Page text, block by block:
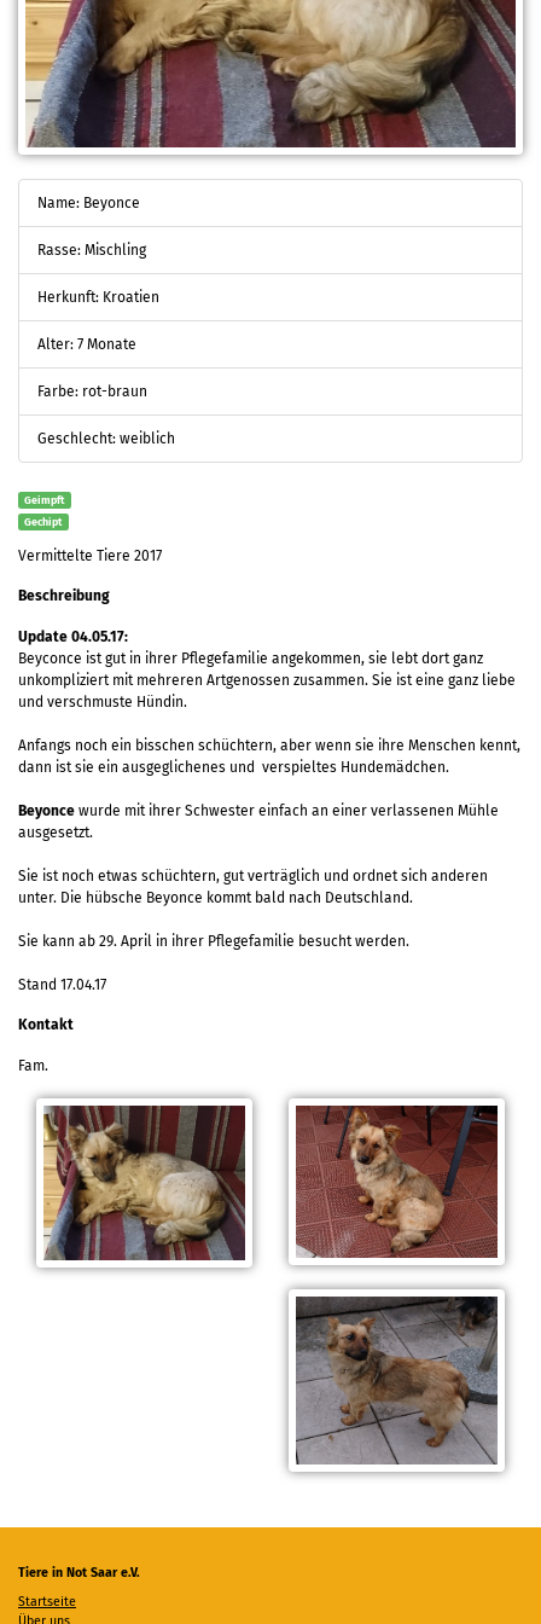
Name: Beyonce
Rasse: Mischling
Herkunft: Kroatien
Alter: 7 Monate
Farbe: rot-braun
Geschlecht: weiblich
Geimpft
Gechipt
Vermittelte Tiere 2017
Beschreibung
Update 04.05.17:
Beyconce ist gut in ihrer Pflegefamilie angekommen, sie lebt dort ganz
unkompliziert mit mehreren Artgenossen zusammen. Sie ist eine ganz liebe
und verschmuste Hündin.
Anfangs noch ein bisschen schüchtern, aber wenn sie ihre Menschen kennt,
dann ist sie ein ausgeglichenes und verspieltes Hundemädchen.
Beyonce wurde mit ihrer Schwester einfach an einer verlassenen Mühle
ausgesetzt.
Sie ist noch etwas schüchtern, gut verträglich und ordnet sich anderen
unter. Die hübsche Beyonce kommt bald nach Deutschland.
Sie kann ab 29. April in ihrer Pflegefamilie besucht werden.
Stand 17.04.17
Kontakt
Fam.
Tiere in Not Saar e.V.
Startseite